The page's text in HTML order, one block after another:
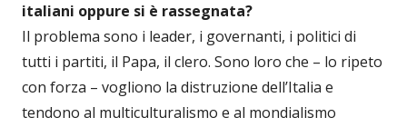
italiani oppure si è rassegnata?
Il problema sono i leader, i governanti, i politici di
tutti i partiti, il Papa, il clero. Sono loro che – lo ripeto
con forza – vogliono la distruzione dell’Italia e
tendono al multiculturalismo e al mondialismo